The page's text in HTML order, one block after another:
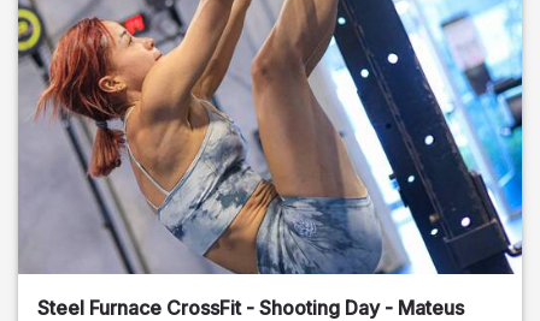
Steel Furnace CrossFit - Shooting Day - Mateus